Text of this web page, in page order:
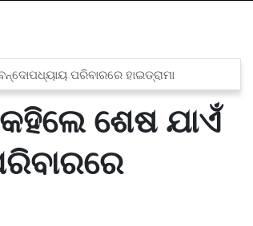
ପରିବାରରେ ହାଇଡ୍ରାମା
କହିଲେ ଶେଷ ଯାଏଁ